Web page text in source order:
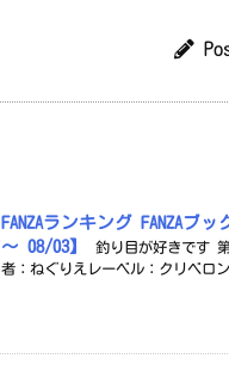
FANZAランキング FANZAブ
～ 08/03】
釣り目が好きです
者：ねぐりえレーベル：クリベロ